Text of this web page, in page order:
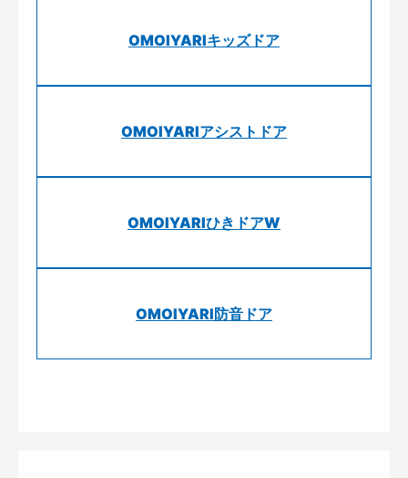
OMOIYARIキッズドア
OMOIYARIアシストドア
OMOIYARIひきドアW
OMOIYARI防音ドア